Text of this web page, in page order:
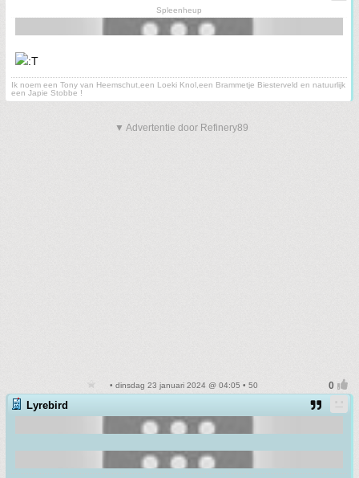
Spleenheup
Ik noem een Tony van Heemschut,een Loeki Knol,een Brammetje Biesterveld en natuurlijk
een Japie Stobbe !
▼ Advertentie door Refinery89
• dinsdag 23 januari 2024 @ 04:05 • 50
Lyrebird